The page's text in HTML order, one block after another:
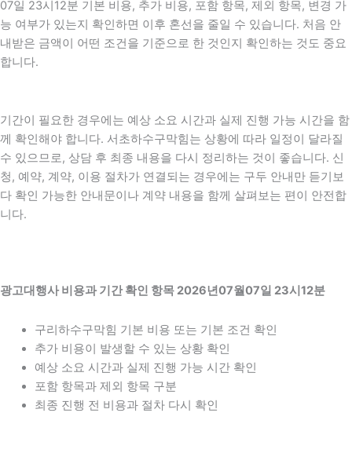
07일 23시12분 기본 비용, 추가 비용, 포함 항목, 제외 항목, 변경 가
능 여부가 있는지 확인하면 이후 혼선을 줄일 수 있습니다. 처음 안
내받은 금액이 어떤 조건을 기준으로 한 것인지 확인하는 것도 중요
합니다.
기간이 필요한 경우에는 예상 소요 시간과 실제 진행 가능 시간을 함
께 확인해야 합니다. 서초하수구막힘는 상황에 따라 일정이 달라질
수 있으므로, 상담 후 최종 내용을 다시 정리하는 것이 좋습니다. 신
청, 예약, 계약, 이용 절차가 연결되는 경우에는 구두 안내만 듣기보
다 확인 가능한 안내문이나 계약 내용을 함께 살펴보는 편이 안전합
니다.
광고대행사 비용과 기간 확인 항목 2026년07월07일 23시12분
구리하수구막힘 기본 비용 또는 기본 조건 확인
추가 비용이 발생할 수 있는 상황 확인
예상 소요 시간과 실제 진행 가능 시간 확인
포함 항목과 제외 항목 구분
최종 진행 전 비용과 절차 다시 확인